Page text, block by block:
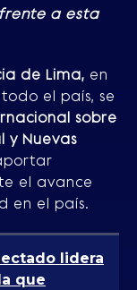
a esta
de Lima, en
el país, se
sobre
y Nuevas
el avance
en el país.
lidera
que